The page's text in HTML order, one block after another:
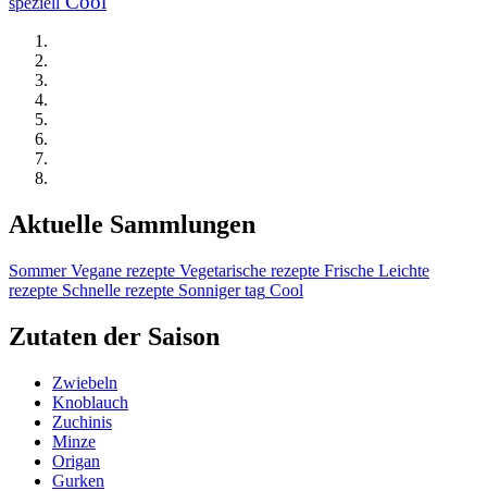
Aktuelle Sammlungen
Sommer Vegane rezepte Vegetarische rezepte Frische Leichte
rezepte Schnelle rezepte Sonniger tag Cool
Zutaten der Saison
Zwiebeln
Knoblauch
Zuchinis
Minze
Origan
Gurken